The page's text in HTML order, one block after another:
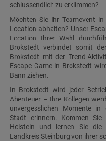
schlussendlich zu erklimmen?
Möchten Sie Ihr Teamevent
Location abhalten? Unser
Location Ihrer Wahl
Brokstedt verbindet somit
Brokstedt mit der Trend-
Escape Game in Brokstedt
Bann ziehen.
In Brokstedt wird jeder
Abenteuer – Ihre Kollegen
unvergesslichen Momente
Stadt erinnern. Kommen Sie
Holstein und lernen Sie die
Landkreis Steinburg von ihrer